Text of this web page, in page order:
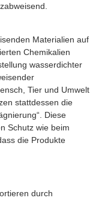
Materialien auf
Chemikalien
wasserdichter
Tier und Umwelt
stattdessen die
Diese
Schutz wie beim
die Produkte
durch